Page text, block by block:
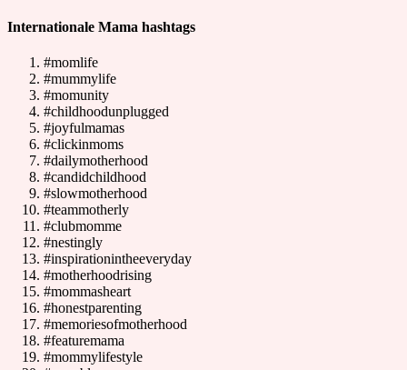
Internationale Mama hashtags
#momlife
#mummylife
#momunity
#childhoodunplugged
#joyfulmamas
#clickinmoms
#dailymotherhood
#candidchildhood
#slowmotherhood
#teammotherly
#clubmomme
#nestingly
#inspirationintheeveryday
#motherhoodrising
#mommasheart
#honestparenting
#memoriesofmotherhood
#featuremama
#mommylifestyle